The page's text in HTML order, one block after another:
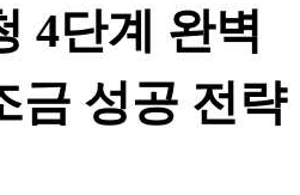
4단계 완벽
금 성공 전략